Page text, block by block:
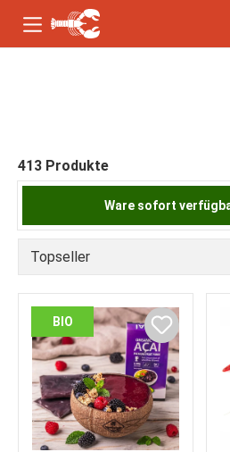
413 Produkte
Ware sofort
BIO